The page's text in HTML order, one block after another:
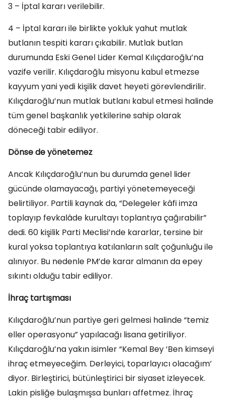
3 – İptal kararı verilebilir.
4 – İptal kararı ile birlikte yokluk yahut mutlak
butlanın tespiti kararı çıkabilir. Mutlak butlan
durumunda Eski Genel Lider Kemal Kılıçdaroğlu’na
vazife verilir. Kılıçdaroğlu misyonu kabul etmezse
kayyum yani yedi kişilik davet heyeti görevlendirilir.
Kılıçdaroğlu’nun mutlak butlanı kabul etmesi halinde
tüm genel başkanlık yetkilerine sahip olarak
döneceği tabir ediliyor.
Dönse de yönetemez
Ancak Kılıçdaroğlu’nun bu durumda genel lider
gücünde olamayacağı, partiyi yönetemeyeceği
belirtiliyor. Partili kaynak da, “Delegeler kâfi imza
toplayıp fevkalâde kurultayı toplantıya çağırabilir”
dedi. 60 kişilik Parti Meclisi’nde kararlar, tersine bir
kural yoksa toplantıya katılanların salt çoğunluğu ile
alınıyor. Bu nedenle PM’de karar almanın da epey
sıkıntı olduğu tabir ediliyor.
İhraç tartışması
Kılıçdaroğlu’nun partiye geri gelmesi halinde “temiz
eller operasyonu” yapılacağı lisana getiriliyor.
Kılıçdaroğlu’na yakın isimler “Kemal Bey ‘Ben kimseyi
ihraç etmeyeceğim. Derleyici, toparlayıcı olacağım’
diyor. Birleştirici, bütünleştirici bir siyaset izleyecek.
Lakin pisliğe bulaşmışsa bunları affetmez. İhraç